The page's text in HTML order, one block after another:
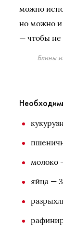
можно
но можно и
— чтобы не
Блины
молоко
яйца —